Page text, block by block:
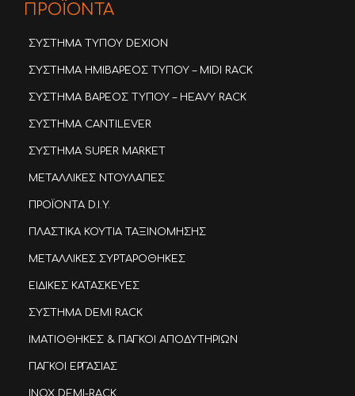
ΠΡΟΪΟΝΤΑ
ΣΥΣΤΗΜΑ ΤΥΠΟΥ DEXION
ΣΥΣΤΗΜΑ ΗΜΙΒΑΡΕΟΣ ΤΥΠΟΥ – MIDI RACK
ΣΥΣΤΗΜΑ ΒΑΡΕΟΣ ΤΥΠΟΥ – HEAVY RACK
ΣΥΣΤΗΜΑ CANTILEVER
ΣΥΣΤΗΜΑ SUPER MARKET
ΜΕΤΑΛΛΙΚΕΣ ΝΤΟΥΛΑΠΕΣ
ΠΡΟΪΟΝΤΑ D.I.Y.
ΠΛΑΣΤΙΚΑ ΚΟΥΤΙΑ ΤΑΞΙΝΟΜΗΣΗΣ
ΜΕΤΑΛΛΙΚΕΣ ΣΥΡΤΑΡΟΘΗΚΕΣ
ΕΙΔΙΚΕΣ ΚΑΤΑΣΚΕΥΕΣ
ΣΥΣΤΗΜΑ DEMI RACK
ΙΜΑΤΙΟΘΗΚΕΣ & ΠΑΓΚΟΙ ΑΠΟΔΥΤΗΡΙΩΝ
ΠΑΓΚΟΙ ΕΡΓΑΣΙΑΣ